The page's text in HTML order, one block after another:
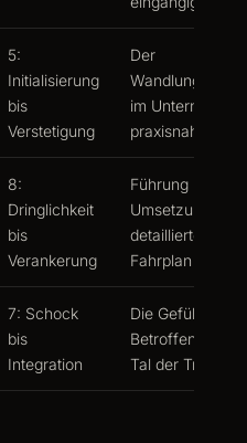
5:
Initialisierung
bis
Verstetigung
Der
im
praxisnah
8:
Dringlichkeit
bis
Verankerung
Führung und
Umsetzung,
detaillierter
Fahrplan
7: Schock
bis
Integration
Die Gefühle der
Betroffenen, das
Tal der Tränen